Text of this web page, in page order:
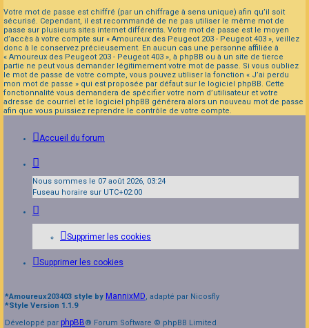
Votre mot de passe est chiffré (par un chiffrage à sens unique) afin qu’il soit
sécurisé. Cependant, il est recommandé de ne pas utiliser le même mot de
passe sur plusieurs sites internet différents. Votre mot de passe est le moyen
d’accès à votre compte sur « Amoureux des Peugeot 203 - Peugeot 403 », veillez
donc à le conservez précieusement. En aucun cas une personne affiliée à
« Amoureux des Peugeot 203 - Peugeot 403 », à phpBB ou à un site de tierce
partie ne peut vous demander légitimement votre mot de passe. Si vous oubliez
le mot de passe de votre compte, vous pouvez utiliser la fonction « J’ai perdu
mon mot de passe » qui est proposée par défaut sur le logiciel phpBB. Cette
fonctionnalité vous demandera de spécifier votre nom d’utilisateur et votre
adresse de courriel et le logiciel phpBB générera alors un nouveau mot de passe
afin que vous puissiez reprendre le contrôle de votre compte.
Accueil du forum
Nous sommes le 07 août 2026, 03:24
Fuseau horaire sur UTC+02:00
Supprimer les cookies
Supprimer les cookies
*Amoureux203403 style by MannixMD, adapté par Nicosfly
*Style Version 1.1.9
Développé par phpBB® Forum Software © phpBB Limited